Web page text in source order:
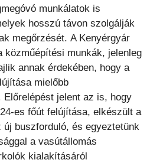
munkálatok is
hosszú távon szolgálják
megőrzését. A Kenyérgyár
közműépítési munkák, jelenleg
annak érdekében, hogy a
mielőbb
Előrelépést jelent az is, hogy
es főút felújítása, elkészült a
új buszforduló, és egyeztetünk
a vasútállomás
kialakításáról